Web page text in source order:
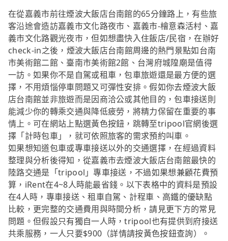
在從嘉義市前往煙波大飯店台南館的65分鐘路上，有些旅
客沿途會造訪嘉義市文化路夜市、嘉義市-檜意森活村、嘉
義市文化路觀光夜市，但如想盡快入住飯店/民宿，在辦好
check-in之後，煙波大飯店台南館周邊的熱門景點如台南
市美術館二館、臺南市美術館2館、台灣府城隍廟是值得
一訪。如果你不是自駕或租車，包車旅遊還是最方便的選
擇，不用煩惱停車問題又可彈性安排。假如你去煙波大飯
店台南館並非旅遊而是因商洽公或其他目的，包車接送則
能減少你的轉乘交通與降低疲勞，將精力保留在重要的事
情上。可在網站上點選黃色按鈕，跳轉至tripool官網後選
擇「計時包車」，就可依照旅客的需求預約叫車。
如果想知道包車或專車接送以外的交通選擇，在經過資料
整理與分析後得知，從嘉義市去煙波大飯店台南館最快的
陸路交通是「tripool」專車接送，不過如果想兼顧花費預
算，iRent在4~8人時能最省錢。以下表格中的資料是預設
在4人時，專車接送、租車自駕、計程車、高鐵的優缺點
比較，更完整的交通費用與時間分析，請見更下方的常見
問題。但假設只有獨自一人時，tripool也有提供到府接送
共乘服務，一人只要$900（詳情請按黃色按鈕查詢）。